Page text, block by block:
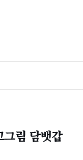
림 담뱃갑